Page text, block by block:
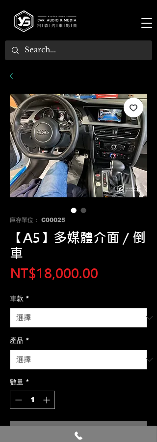
庫存單位： C00025
【A5】多媒體介面 / 倒
車
NT$18,000.00
車款 *
產品 *
數量 *
新增至購物車